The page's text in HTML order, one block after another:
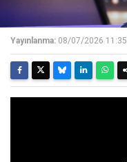
Yayınlanma: 08/07/2026 11:35